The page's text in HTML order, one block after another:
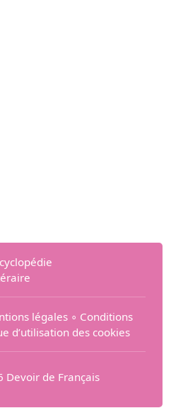
légales ∘ Conditions
d’utilisation des cookies
Devoir de Français